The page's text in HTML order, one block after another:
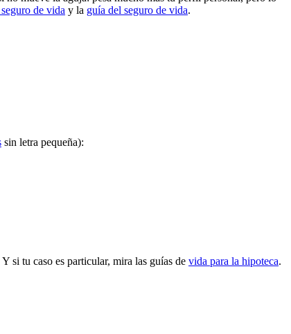
de vida y la guía del seguro de vida.
sin letra pequeña):
si tu caso es particular, mira las guías de vida para la hipoteca.